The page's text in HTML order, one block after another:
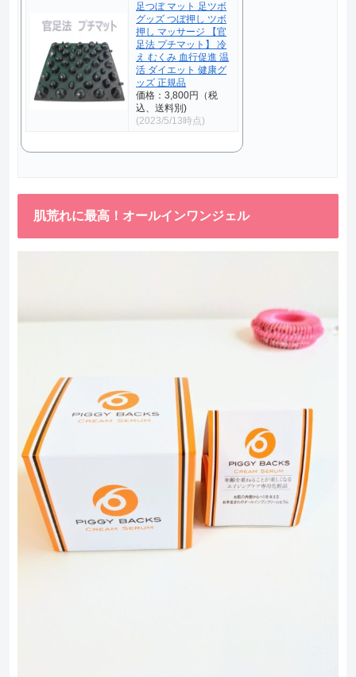
足つぼ マット 足ツボ
グッズ つぼ押し ツボ
押し マッサージ 【官
足法 プチマット】 冷
え むくみ 血行促進 温
活 ダイエット 健康グ
ッズ 正規品
価格：3,800円（税
込、送料別)
(2023/5/13時点)
肌荒れに最高！オールインワンジェル